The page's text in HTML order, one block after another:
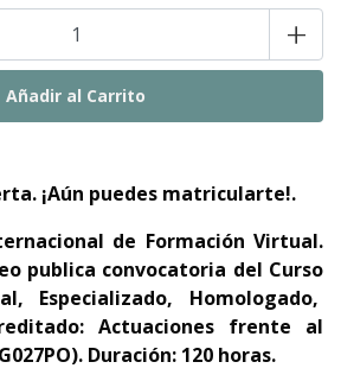
+
¡Aún puedes matricularte!.
de Formación Virtual.
publica convocatoria del Curso
Especializado, Homologado,
Actuaciones frente al
Duración: 120 horas.